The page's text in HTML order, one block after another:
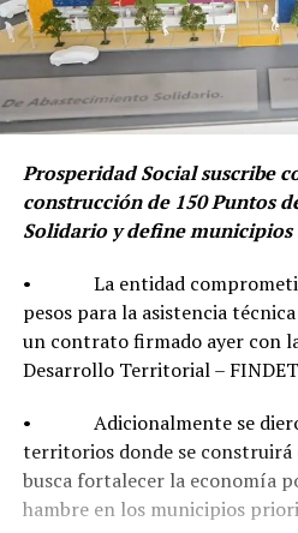
Prosperidad Social suscribe
construcción de 150 Puntos
Solidario y define
• La entidad comprometió
pesos para la asistencia
un contrato firmado ayer con
Desarrollo Territorial –
• Adicionalmente se
territorios donde se
busca fortalecer la economía
hambre en los municipios